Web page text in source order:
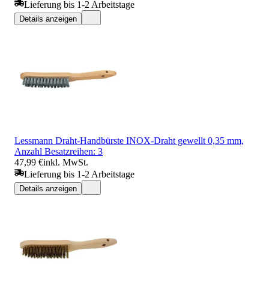
Lieferung bis 1-2 Arbeitstage
Details anzeigen
Lessmann Draht-Handbürste INOX-Draht gewellt 0,35 mm,
Anzahl Besatzreihen: 3
47,99 €inkl. MwSt.
Lieferung bis 1-2 Arbeitstage
Details anzeigen